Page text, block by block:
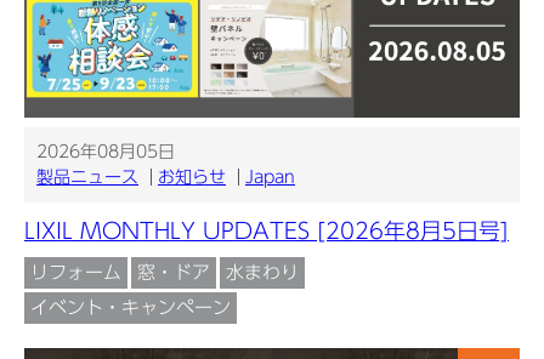
2026年08月05日
製品ニュース
お知らせ Japan
LIXIL MONTHLY UPDATES [2026年8月5日号]
リフォーム 窓・ドア
水まわり
イベント・キャンペーン